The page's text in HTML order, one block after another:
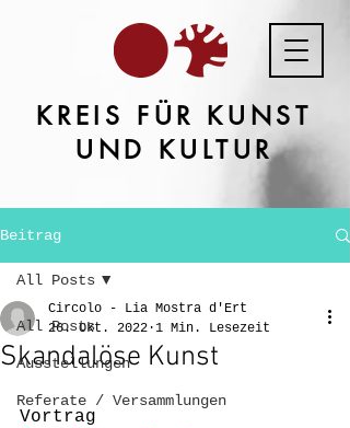
KREIS FÜR KUNST
UND KULTUR
Beitrag
All Posts
Ausstellungen
Referate / Versammlungen
All Posts
Skandalöse Kunst
Circolo - Lia Mostra d'Ert
26. Okt. 2022 1 Min. Lesezeit
Vortrag